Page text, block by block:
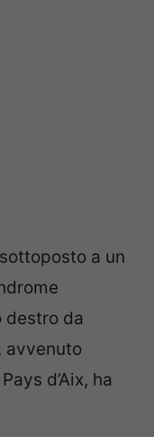
a un
da
avvenuto
d’Aix, ha